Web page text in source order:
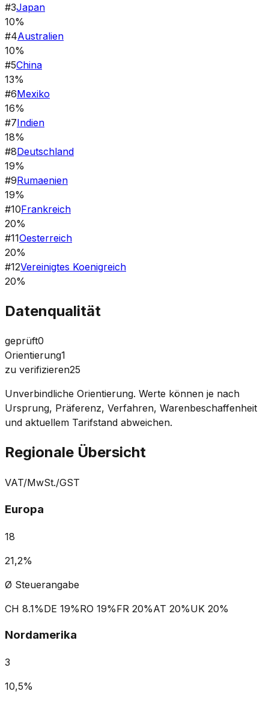
#3Japan
10%
#4Australien
10%
#5China
13%
#6Mexiko
16%
#7Indien
18%
#8Deutschland
19%
#9Rumaenien
19%
#10Frankreich
20%
#11Oesterreich
20%
#12Vereinigtes Koenigreich
20%
Datenqualität
geprüft0
Orientierung1
zu verifizieren25
Unverbindliche Orientierung. Werte können je nach
Ursprung, Präferenz, Verfahren, Warenbeschaffenheit
und aktuellem Tarifstand abweichen.
Regionale Übersicht
VAT/MwSt./GST
Europa
18
21,2%
Ø Steuerangabe
CH 8.1%DE 19%RO 19%FR 20%AT 20%UK 20%
Nordamerika
3
10,5%